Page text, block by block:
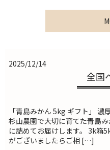
2025/12/14
全国
「青島みかん 5kg ギフト」 濃
杉山農園で大切に育てた青島
に詰めてお届けします。 3k箱
がございましたらご相 […]